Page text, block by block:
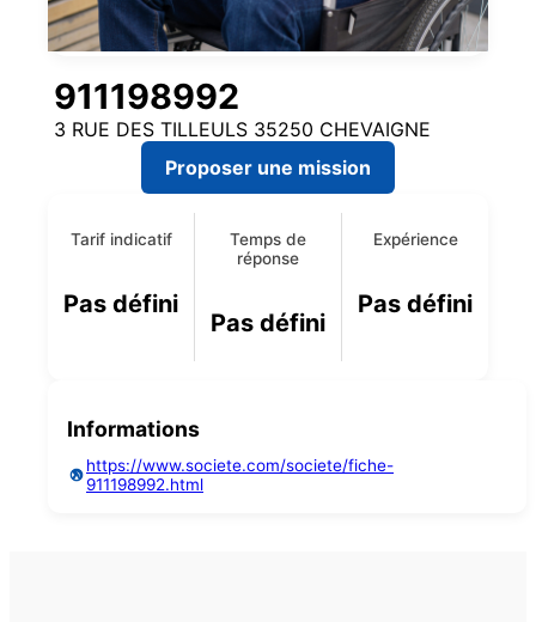
911198992
3 RUE DES TILLEULS 35250 CHEVAIGNE
Proposer une mission
Tarif indicatif
Pas défini
Temps de
réponse
Pas défini
Expérience
Pas défini
Informations
https://www.societe.com/societe/fiche-
911198992.html